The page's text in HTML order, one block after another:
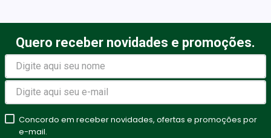
Quero receber novidades e promoções.
Concordo em receber novidades, ofertas e promoções por
e-mail.